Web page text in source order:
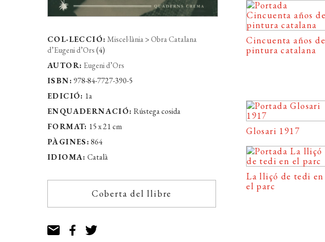
COL·LECCIÓ: Miscel·lània>Obra Catalana
d’Eugeni d’Ors(4)
AUTOR: Eugeni d’Ors
ISBN:978-84-7727-390-5
EDICIÓ: 1a
ENQUADERNACIÓ: Rústega cosida
FORMAT: 15 x 21 cm
PÀGINES:864
IDIOMA: Català
Coberta del llibre
Cincuenta años de
pintura catalana
Glosari 1917
La lliçó de tedi en
el parc